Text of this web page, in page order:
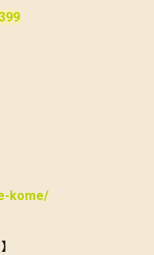
kome/